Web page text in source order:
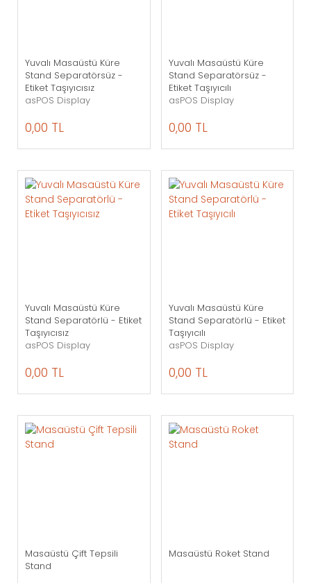
Yuvalı Masaüstü Küre
Stand Separatörsüz -
Etiket Taşıyıcısız
asPOS Display
0,00 TL
Yuvalı Masaüstü Küre
Stand Separatörsüz -
Etiket Taşıyıcılı
asPOS Display
0,00 TL
Yuvalı Masaüstü Küre
Stand Separatörlü - Etiket
Taşıyıcısız
asPOS Display
0,00 TL
Yuvalı Masaüstü Küre
Stand Separatörlü - Etiket
Taşıyıcılı
asPOS Display
0,00 TL
Masaüstü Çift Tepsili
Stand
Masaüstü Roket Stand